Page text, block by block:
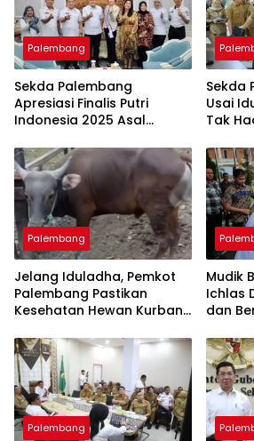
Palembang
Sekda Palembang
Apresiasi Finalis Putri
Indonesia 2025 Asal
Sekda
Usai
Tak
Palembang
Jelang Iduladha, Pemkot
Palembang Pastikan
Kesehatan Hewan Kurban
Mudik
Ichlas
dan
Palembang